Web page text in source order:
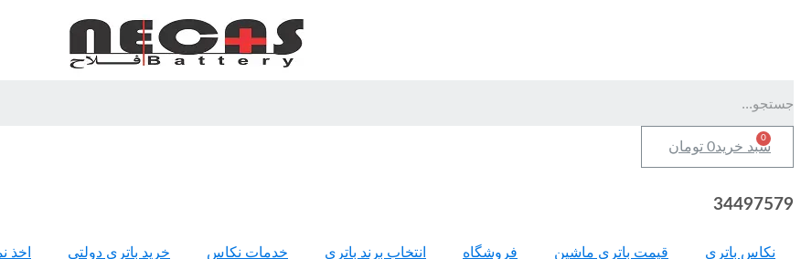
0 تومان سبد خرید
34497579
نکاس باتری قیمت باتری ماشین فروشگاه انتخاب برند باتری خدمات نکاس خرید باتری دولتی اخذ